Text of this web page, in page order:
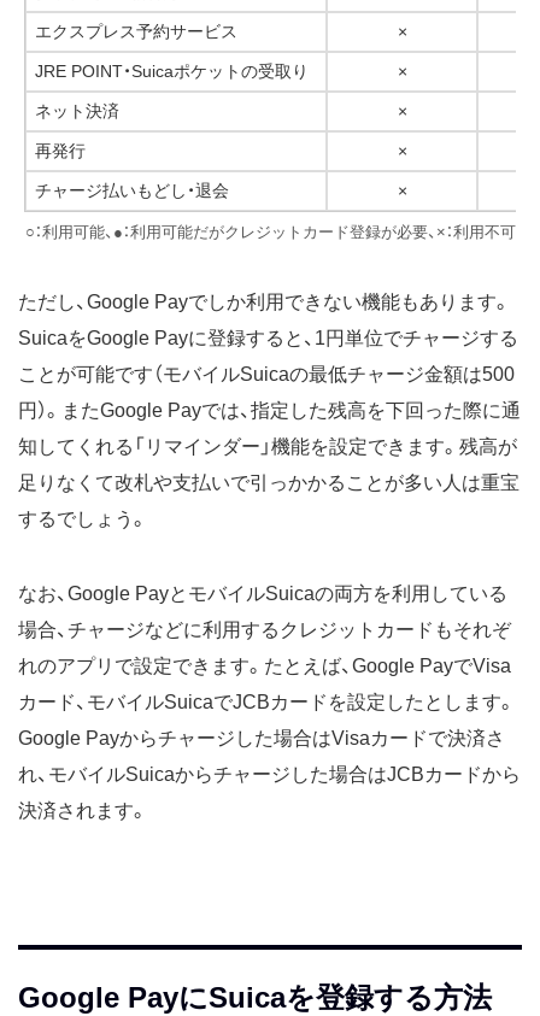
エクスプレス予約サービス ×
JRE POINT・Suicaポケットの受取り ×
ネット決済 ×
再発行 ×
チャージ払いもどし・退会 ×
○：利用可能、●：利用可能だがクレジットカード登録が必要、×：利用不可
ただし、Google Payでしか利用できない機能もあります。
SuicaをGoogle Payに登録すると、1円単位でチャージする
ことが可能です（モバイルSuicaの最低チャージ金額は500
円）。またGoogle Payでは、指定した残高を下回った際に通
知してくれる「リマインダー」機能を設定できます。残高が
足りなくて改札や支払いで引っかかることが多い人は重宝
するでしょう。
なお、Google PayとモバイルSuicaの両方を利用している
場合、チャージなどに利用するクレジットカードもそれぞ
れのアプリで設定できます。たとえば、Google PayでVisa
カード、モバイルSuicaでJCBカードを設定したとします。
Google Payからチャージした場合はVisaカードで決済さ
れ、モバイルSuicaからチャージした場合はJCBカードから
決済されます。
Google PayにSuicaを登録する方法